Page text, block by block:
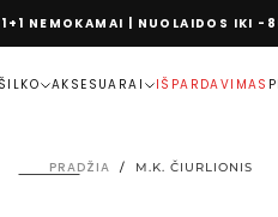
1+1 NEMOKAMAI | NUOLAIDOS IKI -
AKSESUARAI IŠPARDAVIMAS
PRADŽIA / M.K. ČIURLIONIS